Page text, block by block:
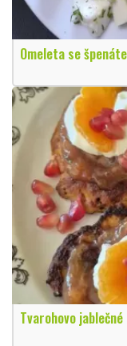
Omeleta se
Tvarohovo